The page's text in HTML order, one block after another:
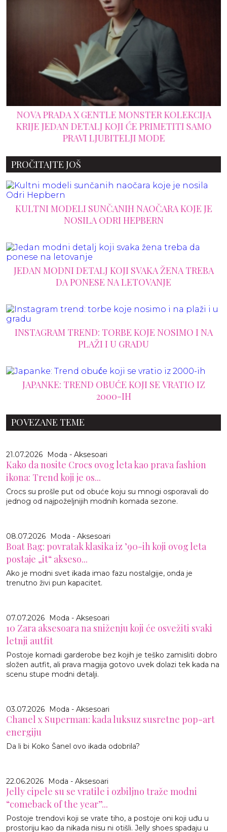
NOVA PRADA X GENTLE MONSTER KOLEKCIJA
KRIJE JEDAN DETALJ KOJI ĆE PRIMETITI SAMO
PRAVI LJUBITELJI MODE
PROČITAJTE JOŠ
KULTNI MODELI SUNČANIH NAOČARA KOJE JE
NOSILA ODRI HEPBERN
JEDAN MODNI DETALJ KOJI SVAKA ŽENA TREBA
DA PONESE NA LETOVANJE
INSTAGRAM TREND: TORBE KOJE NOSIMO I NA
PLAŽI I U GRADU
JAPANKE: TREND OBUĆE KOJI SE VRATIO IZ
2000-IH
POVEZANE TEME
21.07.2026 Moda - Aksesoari
Kako da nosite Crocs ovog leta kao prava fashion
ikona: Trend koji je os...
Crocs su prošle put od obuće koju su mnogi osporavali do
jednog od najpoželjnijih modnih komada sezone.
08.07.2026 Moda - Aksesoari
Boat Bag: povratak klasika iz ’90-ih koji ovog leta
postaje „it“ akseso...
Ako je modni svet ikada imao fazu nostalgije, onda je
trenutno živi pun kapacitet.
07.07.2026 Moda - Aksesoari
10 Zara aksesoara na sniženju koji će osvežiti svaki
letnji autfit
Postoje komadi garderobe bez kojih je teško zamisliti dobro
složen autfit, ali prava magija gotovo uvek dolazi tek kada na
scenu stupe modni detalji.
03.07.2026 Moda - Aksesoari
Chanel x Superman: kada luksuz susretne pop-art
energiju
Da li bi Koko Šanel ovo ikada odobrila?
22.06.2026 Moda - Aksesoari
Jelly cipele su se vratile i ozbiljno traže modni
“comeback of the year”...
Postoje trendovi koji se vrate tiho, a postoje oni koji uđu u
prostoriju kao da nikada nisu ni otišli. Jelly shoes spadaju u